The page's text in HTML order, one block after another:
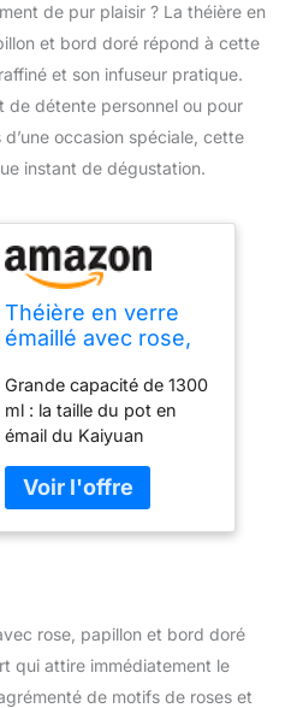
de pur plaisir ? La théière en
et bord doré répond à cette
et son infuseur pratique.
de détente personnel ou pour
occasion spéciale, cette
instant de dégustation.
Théière en verre
émaillé avec rose,
doré - Théière rose
bleue avec infuseur
et couvercle -
Cadeau pour mère,
femme, fête des
mères,
anniversaire, Noël
Grande capacité de 1300
ml : la taille du pot en
émail du Kaiyuan
ce qui peut contenir 1300
ml. La théière en verre à
fleurs avec infuseur est
invités lors de fêtes.
Vous pouvez l'associer à
notre tasse en émail, elle
rose, papillon et bord doré
qui attire immédiatement le
de motifs de roses et